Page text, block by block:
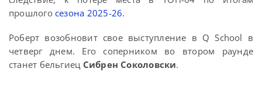
прошлогосезона 2025-26.
Роберт возобновит свое выступление в Q School в
четверг днем. Его соперником во втором раунде
станет бельгиец Сибрен Соколовски.